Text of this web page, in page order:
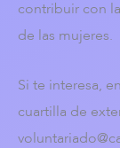
contribuir con
de las mujeres.
Si te interesa,
cuartilla de